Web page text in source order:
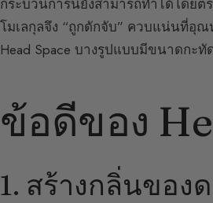
กระบวนการนี้ยังสามารถทำได้โดย
โมเลกุลจึง “ถูกดักจับ” ควบแน่นที่อุณ
Head Space บางรูปแบบมีขนาดกะ
ข้อดีของ
1. สร้างกลิ่นขอ